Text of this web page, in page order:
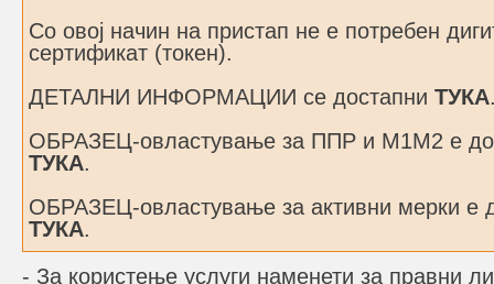
Со овој начин на пристап не е потребен
сертификат (токен).
ДЕТАЛНИ ИНФОРМАЦИИ се достапни ТУКА
ОБРАЗЕЦ-овластување за ППР и М1М2 е
ТУКА.
ОБРАЗЕЦ-овластување за активни мерки е
ТУКА.
- За користење услуги наменети за правни